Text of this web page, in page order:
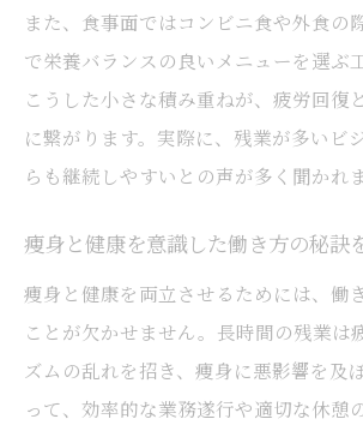
また、食事面ではコンビニ食や外食の
で栄養バランスの良いメニューを選ぶ
こうした小さな積み重ねが、疲労回復
に繋がります。実際に、残業が多いビ
らも継続しやすいとの声が多く聞かれま
痩身と健康を意識した働き方の秘訣
痩身と健康を両立させるためには、働
ことが欠かせません。長時間の残業は
ズムの乱れを招き、痩身に悪影響を及
って、効率的な業務遂行や適切な休憩